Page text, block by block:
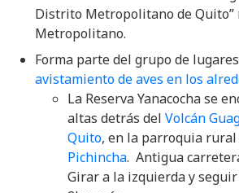
Distrito Metropolitano de Quito”
Metropolitano.
Forma parte del grupo de
avistamiento de aves en los
La Reserva Yanacocha se
altas detrás del Volcán
Quito, en la parroquia rural
Pichincha. Antigua
Girar a la izquierda y